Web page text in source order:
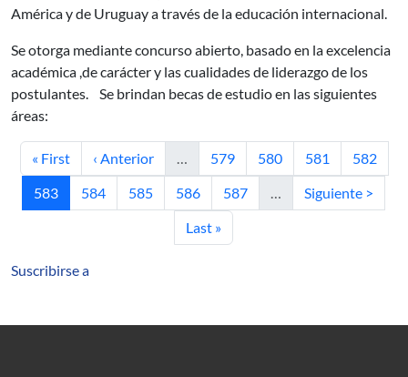
América y de Uruguay a través de la educación internacional.
Se otorga mediante concurso abierto, basado en la excelencia
académica ,de carácter y las cualidades de liderazgo de los
postulantes. Se brindan becas de estudio en las siguientes
áreas:
Primera página
« First Página anterior
‹ Anterior Página
579 Página
580 Página
581 Página
582
Página actual
583 Página
584 Página
585 Página
586 Página
587 Siguiente página
Siguiente >
Última página
Last »
Suscribirse a